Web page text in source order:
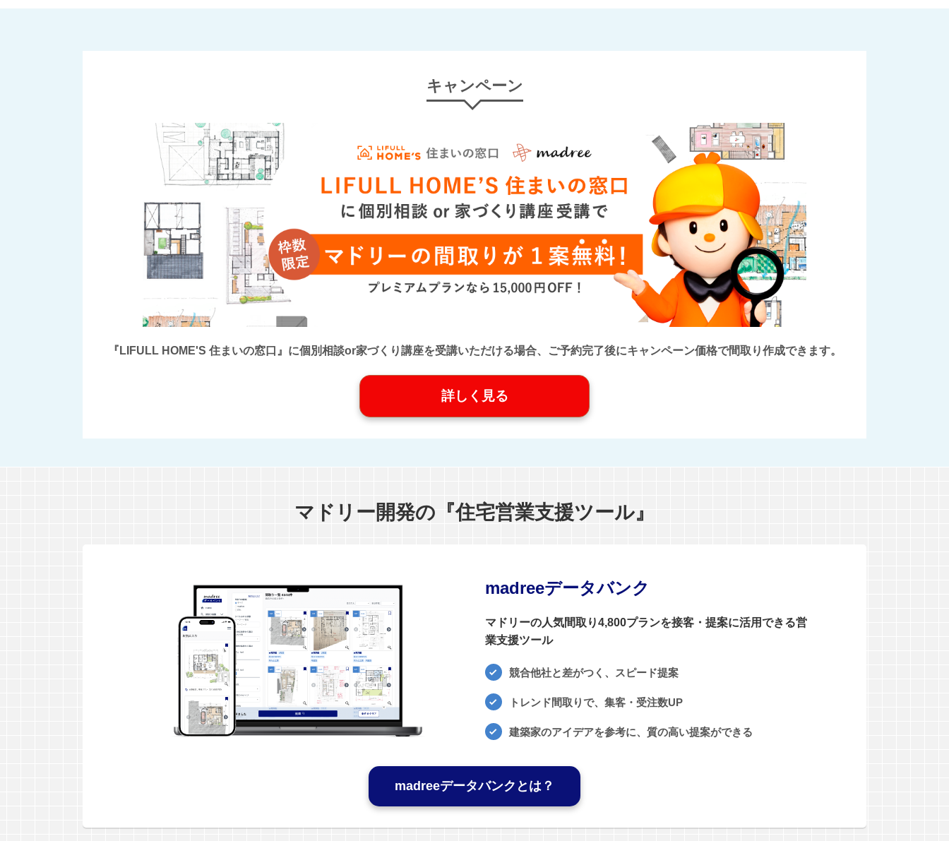
キャンペーン
『LIFULL HOME'S 住まいの窓口』に個別相談or家づくり講座を受講いただける場合、ご予約完了後にキャンペーン価格で間取り作成できます。
詳しく見る
マドリー開発の『住宅営業支援ツール』
madreeデータバンク
マドリーの人気間取り4,800プランを接客・提案に活用できる営
業支援ツール
競合他社と差がつく、スピード提案
トレンド間取りで、集客・受注数UP
建築家のアイデアを参考に、質の高い提案ができる
madreeデータバンクとは？